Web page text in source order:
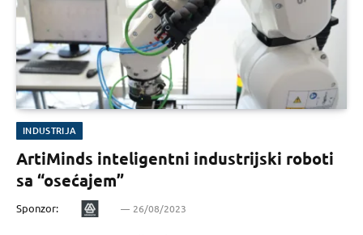
INDUSTRIJA
ArtiMinds inteligentni industrijski roboti
sa “osećajem”
Sponzor: 26/08/2023